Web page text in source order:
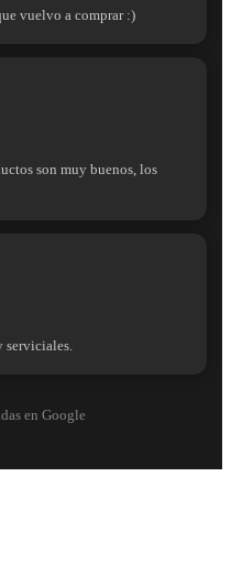
vuelvo a comprar :)
son muy buenos, los
serviciales.
en Google